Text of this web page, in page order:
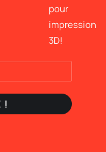
pour
impression
3D!